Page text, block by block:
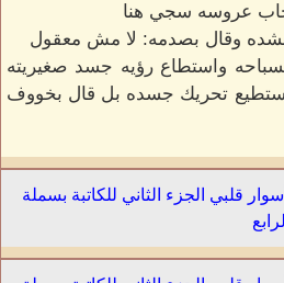
جاب عروسه سجي هنا
وقال بصدمه: لا مش معقول
واستطاع رؤيه جسد صغيريته
يستطيع تحريك جسده بل قال بخووف
قلبي الجزء الثاني للكاتبة بسملة